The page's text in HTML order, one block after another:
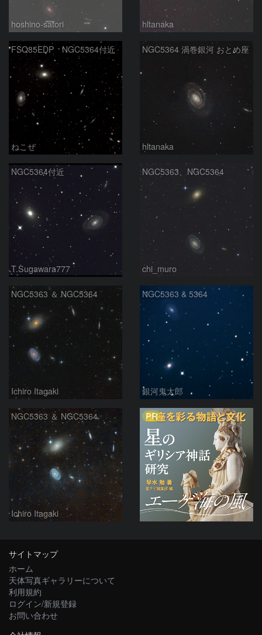
hoshino-satori hltanaka
FSQ85EDP NGC5364付近
ねこぜ
NGC5364 渦巻銀河 おとめ座
hltanaka
NGC5364付近
T.Sugawara777
NGC5363、NGC5364
chi_muro
NGC5363 ＆ NGC5364
Ichiro Itagaki
NGC5363 & 5364
銀河鬼太郎
NGC5363 ＆ NGC5364
Ichiro Itagaki
PR
サイトマップ
ホーム
天体写真ギャラリーについて
利用規約
ログイン/新規登録
お問い合わせ